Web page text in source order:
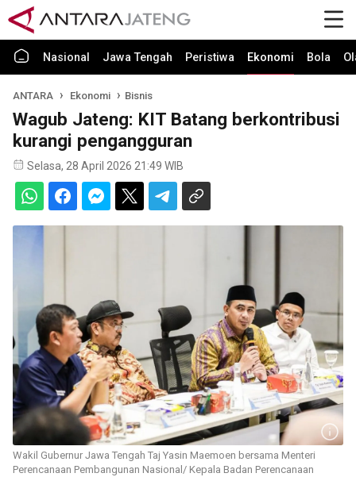
Nasional Jawa Tengah Peristiwa Ekonomi Bola
ANTARA Ekonomi Bisnis
Wagub Jateng: KIT Batang berkontribusi
kurangi pengangguran
Selasa, 28 April 2026 21:49 WIB
Wakil Gubernur Jawa Tengah Taj Yasin Maemoen bersama Menteri
Perencanaan Pembangunan Nasional/ Kepala Badan Perencanaan